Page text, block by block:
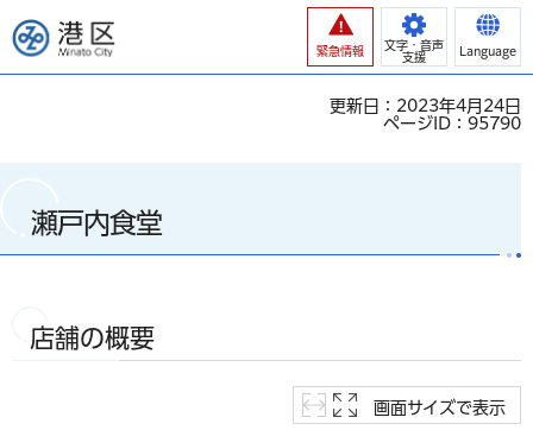
港区
緊急情報
文字・音声
支援
Language
更新日：2023年4月24日
ページID：95790
瀬戸内食堂
店舗の概要
画面サイズで表示